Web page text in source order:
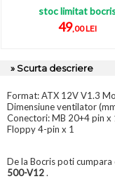
stoc limitat
49,00 LEI
» Scurta descriere
Format: ATX 12V V1.3
Dimensiune ventilator
Conectori: MB 20+4 pin x
Floppy 4-pin x 1
De la Bocris poti cumpara
500-V12.